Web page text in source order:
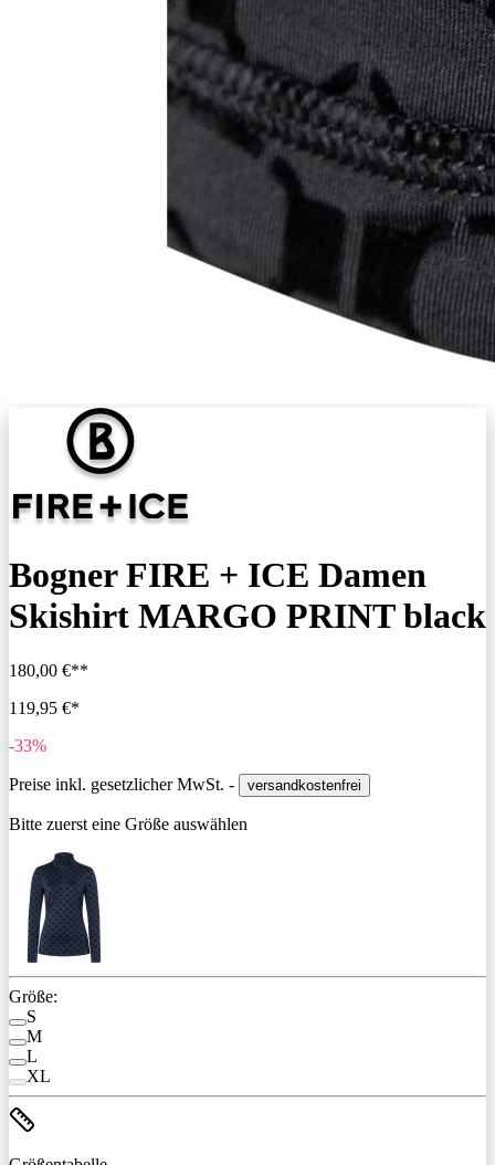
Bogner FIRE + ICE Damen
Skishirt MARGO PRINT black
180,00 €**
119,95 €*
-33%
Preise inkl. gesetzlicher MwSt. - versandkostenfrei
Bitte zuerst eine Größe auswählen
Größe:
S
M
L
XL